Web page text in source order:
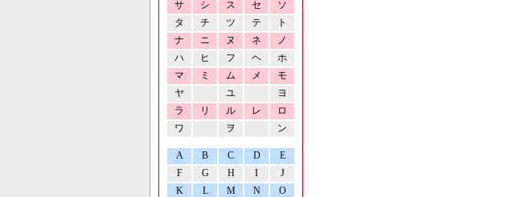
サ
シ ス セ
ソ
タ
チ ツ テ
ト
ナ
ニ ヌ ネ
ノ
ハ
ヒ フ ヘ
ホ
マ
ミ ム メ
モ
ヤ
ユ
ヨ
ラ
リ ル レ
ロ
ワ
ヲ ン
A B C D
E
F
G H I
J
K
L M N
O